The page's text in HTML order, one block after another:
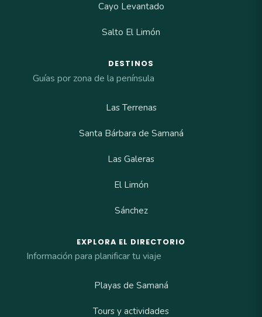
Cayo Levantado
Salto El Limón
DESTINOS
Guías por zona de la península
Las Terrenas
Santa Bárbara de Samaná
Las Galeras
El Limón
Sánchez
EXPLORA EL DIRECTORIO
Información para planificar tu viaje
Playas de Samaná
Tours y actividades